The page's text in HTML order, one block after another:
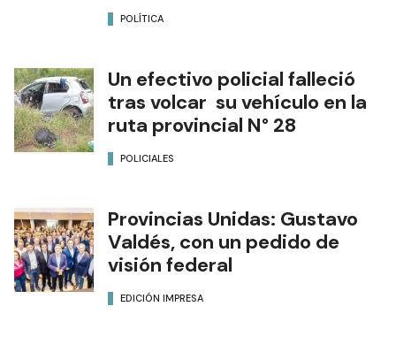
POLÍTICA
Un efectivo policial falleció
tras volcar su vehículo en la
ruta provincial N° 28
POLICIALES
Provincias Unidas: Gustavo
Valdés, con un pedido de
visión federal
EDICIÓN IMPRESA